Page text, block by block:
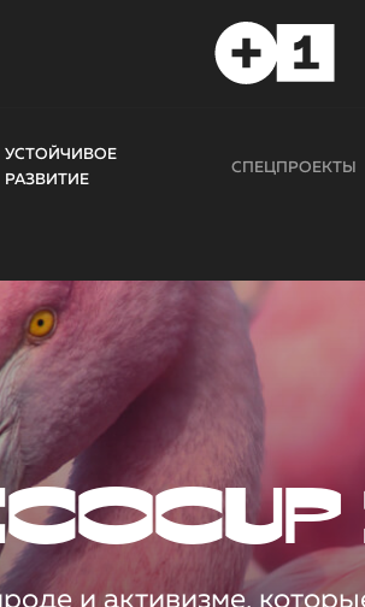
УСТОЙЧИВОЕ
РАЗВИТИЕ
СПЕЦПРОЕКТЫ
и активизме,